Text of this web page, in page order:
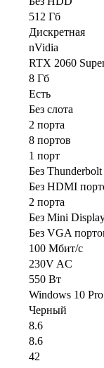
512 Гб
Дискретная
nVidia
RTX 2060
8 Гб
Есть
Без слота
2 порта
8 портов
1 порт
Без
Без HDMI
2 порта
Без Mini
Без VGA
100 Мбит/с
230V AC
550 Вт
Windows 10 Pro
Черный
8.6
8.6
42